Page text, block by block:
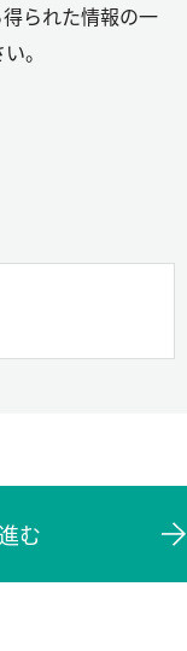
られた情報の一
。
む